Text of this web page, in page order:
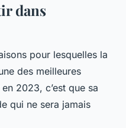
dans
pour lesquelles la
des meilleures
2023, c’est que sa
qui ne sera jamais